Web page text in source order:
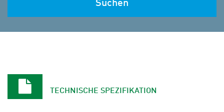
TECHNISCHE SPEZIFIKATION